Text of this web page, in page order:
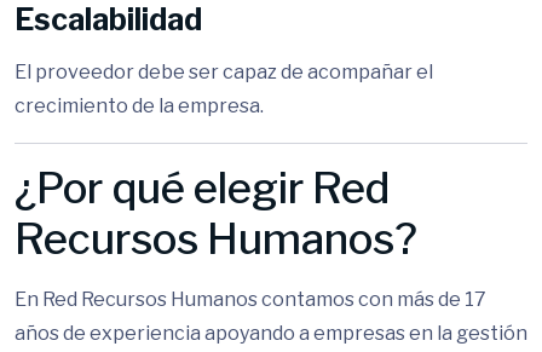
Escalabilidad
El proveedor debe ser capaz de acompañar el
crecimiento de la empresa.
¿Por qué elegir Red
Recursos Humanos?
En Red Recursos Humanos contamos con más de 17
años de experiencia apoyando a empresas en la gestión